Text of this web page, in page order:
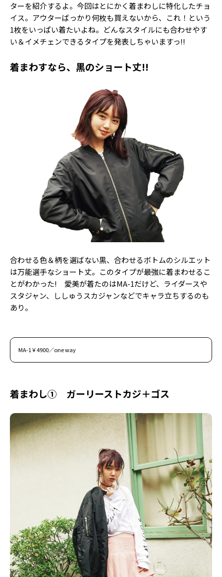
ゲッターズ飯田
MISS SEVENTEEN
ミスセブンティーンニュース
MAGAZINE
Seventeenについて
Follow us
ST member
新規会員登録・ログイン
ターを紹介するよ。今回はとにかく着まわしに特化したチョ
イス。アウターばっかり何枚も買えないから、これ！という
1枚をいっぱい着たいよね。どんなスタイルにも合わせやす
い＆イメチェンできるタイプを発表しちゃいますっ!!
着まわすなら、黒のショート丈!!
合わせる色＆柄を選ばない黒、合わせるボトムのシルエット
は万能選手なショート丈。このタイプが最強に着まわせるこ
とがわかった! 愛美が着たのはMA-1だけど、ライダースや
スタジャン、ししゅうスカジャンなどでキャラ立ちするのも
あり。
MA-1￥4900／one way
着まわし① ガーリーストカジ＋ゴス